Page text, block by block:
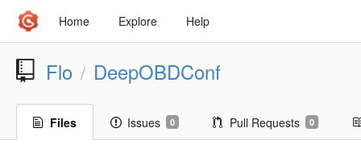
Home Explore Help
Flo / DeepOBDConf
Files Issues 0 Pull Requests 0